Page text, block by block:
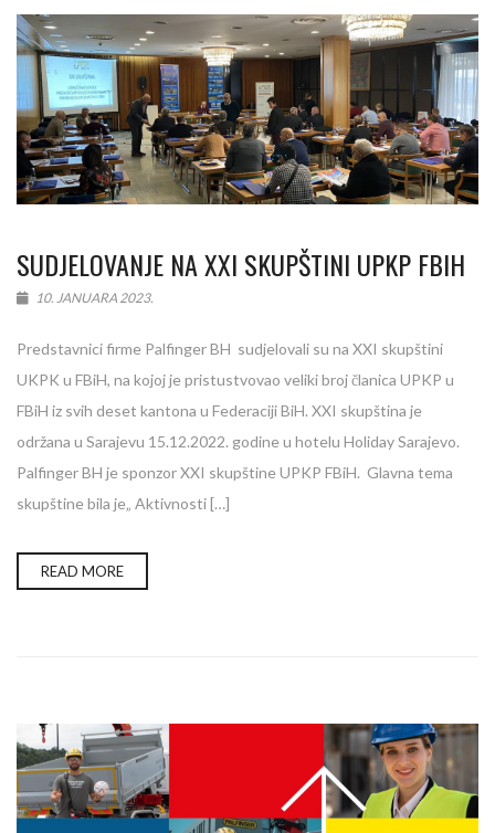
SUDJELOVANJE NA XXI SKUPŠTINI UPKP FBIH
10. JANUARA 2023.
Predstavnici firme Palfinger BH sudjelovali su na XXI skupštini
UKPK u FBiH, na kojoj je pristustvovao veliki broj članica UPKP u
FBiH iz svih deset kantona u Federaciji BiH. XXI skupština je
održana u Sarajevu 15.12.2022. godine u hotelu Holiday Sarajevo.
Palfinger BH je sponzor XXI skupštine UPKP FBiH. Glavna tema
skupštine bila je„ Aktivnosti […]
READ MORE